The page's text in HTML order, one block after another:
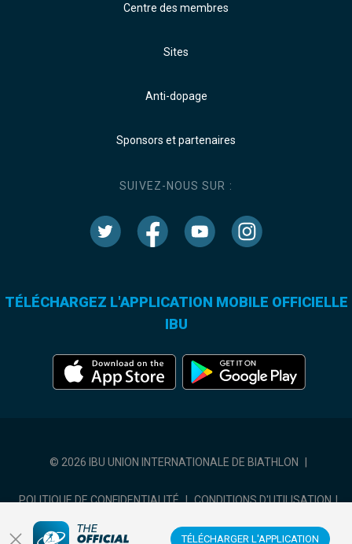
TÉLÉCHARGER L'APPLICATION
Centre des membres
Sites
Anti-dopage
Sponsors et partenaires
SUIVEZ-NOUS SUR :
TÉLÉCHARGEZ L'APPLICATION MOBILE OFFICIELLE
IBU
© 2026 IBU UNION INTERNATIONALE DE BIATHLON
POLITIQUE DE CONFIDENTIALITÉ | CONDITIONS D'UTILISATION |
COOKIES SETTINGS